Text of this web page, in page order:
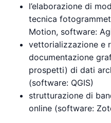
l’elaborazione di
tecnica
Motion, software:
vettorializzazione e
documentazione
prospetti) di dati
(software: QGIS)
strutturazione di
online (software: